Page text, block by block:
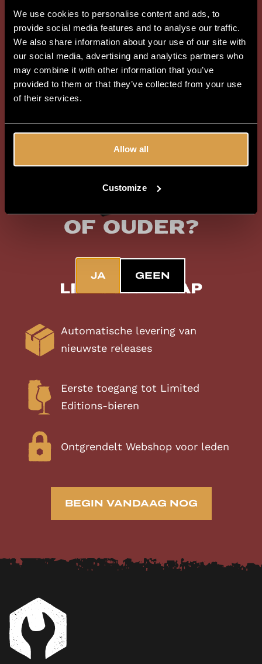
We use cookies to personalise content and ads, to
provide social media features and to analyse our traffic.
We also share information about your use of our site with
our social media, advertising and analytics partners who
may combine it with other information that you’ve
provided to them or that they’ve collected from your use
of their services.
Allow all
Customize
of ouder?
JA GEEN
lidmaatschap
Automatische levering van
nieuwste releases
Eerste toegang tot Limited
Editions-bieren
Ontgrendelt Webshop voor leden
BEGIN VANDAAG NOG